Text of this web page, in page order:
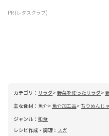
PR (レタスクラブ)
カテゴリ： サラダ 野菜を使ったサラダ
主な食材： 魚介 魚介加工品
ちりめんじ
ジャンル： 和食
レシピ作成・調理： スガ